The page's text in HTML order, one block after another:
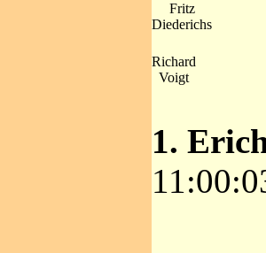
Fritz
Diederichs
Richard
Voigt
1.